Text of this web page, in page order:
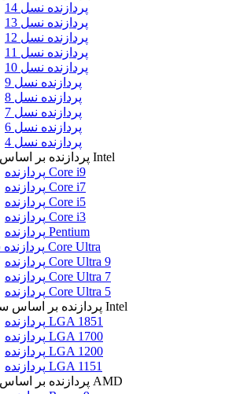
پردازنده نسل 14
پردازنده نسل 13
پردازنده نسل 12
پردازنده نسل 11
پردازنده نسل 10
پردازنده نسل 9
پردازنده نسل 8
پردازنده نسل 7
پردازنده نسل 6
پردازنده نسل 4
پردازنده بر اساس مدل Intel
پردازنده Core i9
پردازنده Core i7
پردازنده Core i5
پردازنده Core i3
پردازنده Pentium
پردازنده سری Core Ultra
پردازنده Core Ultra 9
پردازنده Core Ultra 7
پردازنده Core Ultra 5
پردازنده بر اساس سوکت Intel
پردازنده LGA 1851
پردازنده LGA 1700
پردازنده LGA 1200
پردازنده LGA 1151
پردازنده بر اساس مدل AMD